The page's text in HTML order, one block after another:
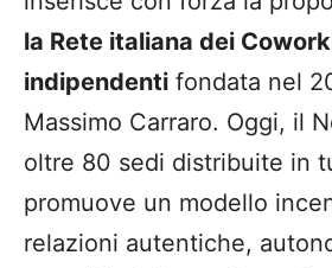
la Rete italiana dei
indipendenti fondata nel
Massimo Carraro. Oggi, il
oltre 80 sedi distribuite in
promuove un modello
relazioni autentiche,